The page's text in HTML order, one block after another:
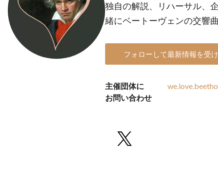
独自の解説、リハーサル、
緒にベートーヴェンの交響
フォローして最新情報を受
主催団体に
お問い合わせ